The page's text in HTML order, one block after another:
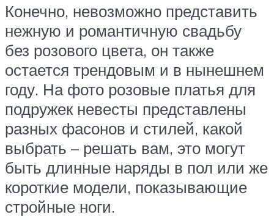
Конечно, невозможно представить
нежную и романтичную свадьбу
без розового цвета, он также
остается трендовым и в нынешнем
году. На фото розовые платья для
подружек невесты представлены
разных фасонов и стилей, какой
выбрать – решать вам, это могут
быть длинные наряды в пол или же
короткие модели, показывающие
стройные ноги.